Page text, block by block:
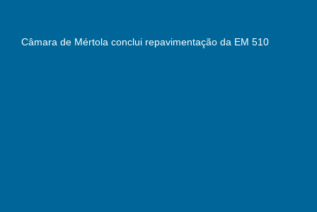
Câmara de Mértola conclui repavimentação da EM 510